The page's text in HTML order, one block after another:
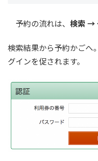
予約の流れは、 検索 →
検索結果から予約かごへ
グインを促されます。